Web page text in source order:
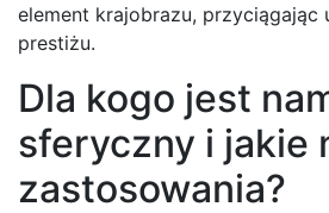
element krajobrazu, przyciągając
prestiżu.
Dla kogo jest
sferyczny i jakie
zastosowania?